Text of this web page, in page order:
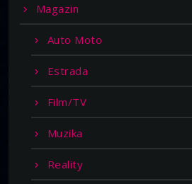
Magazin
Auto Moto
Estrada
Film/TV
Muzika
Reality